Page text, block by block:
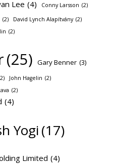
Lee (4) Conny Larsson (2)
(2) David Lynch Alapítvány (2)
(2)
(25) Gary Benner (3)
John Hagelin (2)
(2)
(4)
Yogi(17)
Limited (4)